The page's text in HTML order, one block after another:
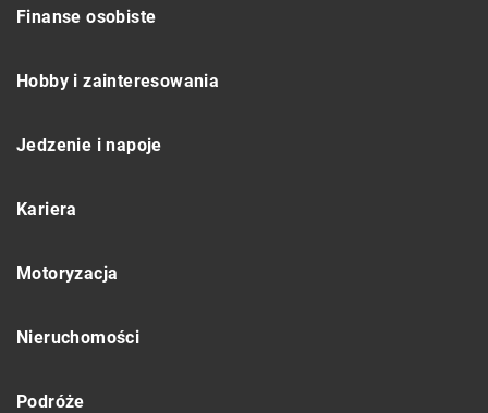
Finanse osobiste
Hobby i zainteresowania
Jedzenie i napoje
Kariera
Motoryzacja
Nieruchomości
Podróże